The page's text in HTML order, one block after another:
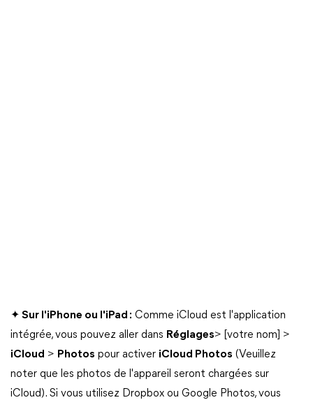
✦ Sur l'iPhone ou l'iPad : Comme iCloud est l'application
intégrée, vous pouvez aller dans Réglages> [votre nom] >
iCloud > Photos pour activer iCloud Photos (Veuillez
noter que les photos de l'appareil seront chargées sur
iCloud). Si vous utilisez Dropbox ou Google Photos, vous